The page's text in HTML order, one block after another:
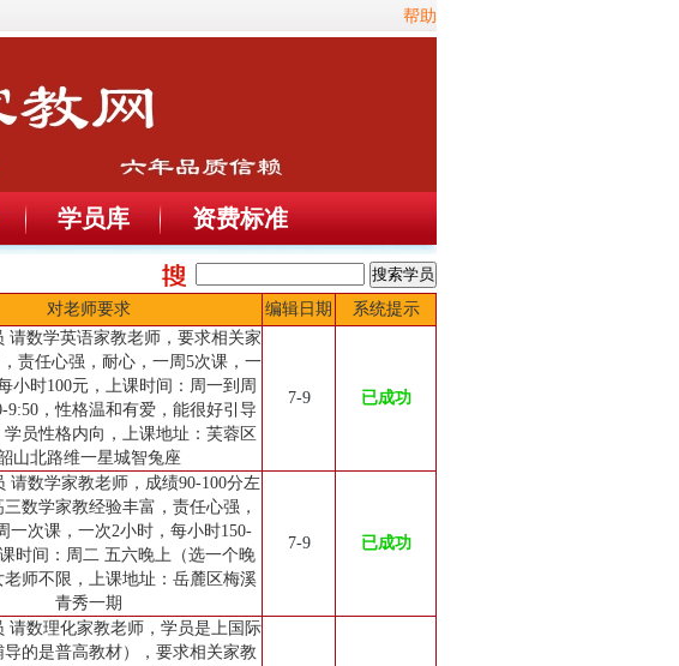
帮助
学员库 资费标准
对老师要求 编辑日期 系统提示
请数学英语家教老师，要求相关家
责任心强，耐心，一周5次课，一
小时100元，上课时间：周一到周
9:50，性格温和有爱，能很好引导
员性格内向，上课地址：芙蓉区
山北路维一星城智兔座
7-9 已成功
请数学家教老师，成绩90-100分左
数学家教经验丰富，责任心强，
一次课，一次2小时，每小时150-
时间：周二 五六晚上（选一个晚
老师不限，上课地址：岳麓区梅溪
青秀一期
7-9 已成功
请数理化家教老师，学员是上国际
导的是普高教材），要求相关家教